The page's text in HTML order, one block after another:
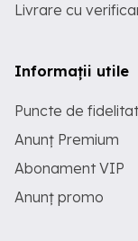
Livrare cu
Informații utile
Puncte de
Anunț Premium
Abonament VIP
Anunț promo